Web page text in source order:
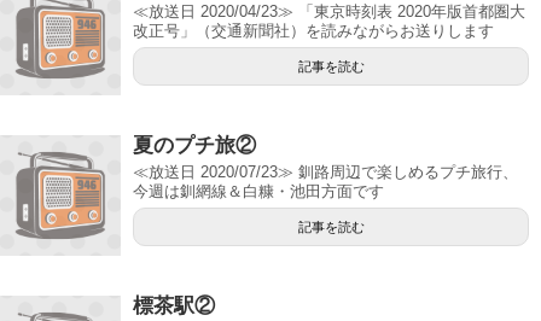
≪放送日 2020/04/23≫ 「東京時刻表 2020年版首都圏大
改正号」（交通新聞社）を読みながらお送りします
記事を読む
夏のプチ旅②
≪放送日 2020/07/23≫ 釧路周辺で楽しめるプチ旅行、
今週は釧網線＆白糠・池田方面です
記事を読む
標茶駅②